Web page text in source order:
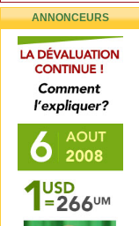
ANNONCEURS